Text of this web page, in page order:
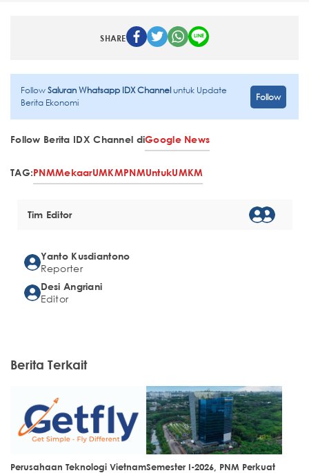
SHARE
FollowSaluran Whatsapp IDX Channeluntuk Update
Berita Ekonomi
Follow
Follow Berita IDX Channel diGoogle News
TAG:PNMMekaarUMKMPNMUntukUMKM
Tim Editor
Yanto Kusdiantono
Reporter
Desi Angriani
Editor
Berita Terkait
Perusahaan Teknologi VietnamSemester I-2026, PNM Perkuat